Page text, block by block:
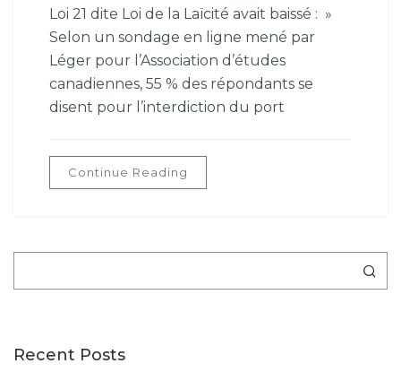
Loi 21 dite Loi de la Laïcité avait baissé : »
Selon un sondage en ligne mené par
Léger pour l’Association d’études
canadiennes, 55 % des répondants se
disent pour l’interdiction du port
Continue Reading
Recent Posts